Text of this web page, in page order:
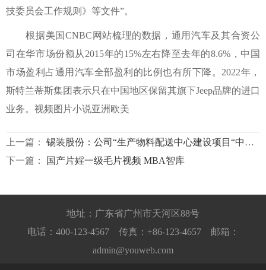
技委员会工作规则》等文件”。
根据美国CNBC网站梳理的数据，通用汽车及其合资公
司在华市场份额从2015年的15%左右降至去年的8.6%，中国
市场盈利占通用汽车全部盈利的比例也有所下降。2022年，
斯特兰蒂斯集团表示只在中国地区保留其旗下Jeep品牌的进口
业务。视频图片小说亚洲欧美
上一篇： 锡装股份：公司“生产物料配送中心建设项目“中的“生产车间”已投入使用
下一篇：
国产片婬一级毛片视频 MBA智库
地址：广东省广州市天河区88号
电话：400-123-4567 传真：+86-123-4657 邮箱：
admin@youweb.com